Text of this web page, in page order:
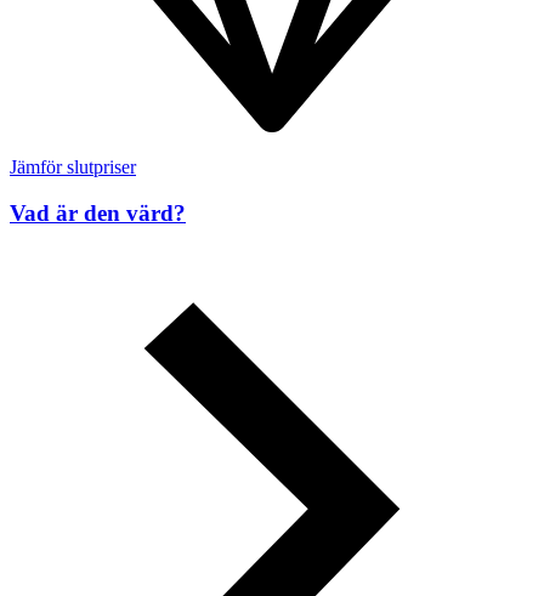
Jämför slutpriser
Vad är den värd?